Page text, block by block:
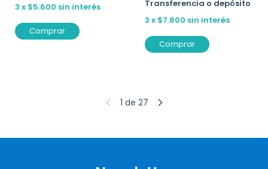
3 x $5.600 sin interés
Comprar
Transferencia o depósito
3 x $7.800 sin interés
Comprar
1 de 27